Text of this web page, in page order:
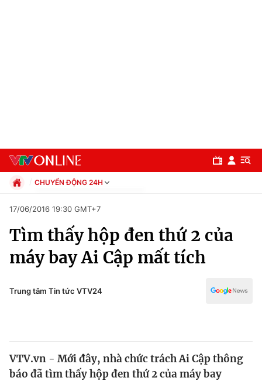
Chuyên mục
Chính trị
Xã hội
Y tế
CHUYỂN ĐỘNG 24H
Xã hội
Pháp luật
Thể thao
Văn hóa - Giải trí
Giáo dục
17/06/2016 19:30 GMT+7
Tìm thấy hộp đen thứ 2 của
máy bay Ai Cập mất tích
Trung tâm Tin tức VTV24
VTV.vn - Mới đây, nhà chức trách Ai Cập thông
báo đã tìm thấy hộp đen thứ 2 của máy bay